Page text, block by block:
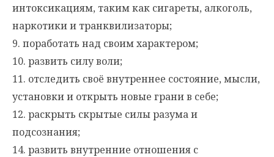
интоксикациям, таким как сигареты, алкоголь,
наркотики и транквилизаторы;
9. поработать над своим характером;
10. развить силу воли;
11. отследить своё внутреннее состояние, мысли,
установки и открыть новые грани в себе;
12. раскрыть скрытые силы разума и
подсознания;
14. развить внутренние отношения с